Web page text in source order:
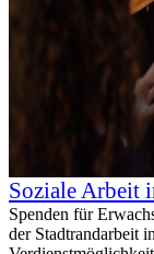
Soziale Arbeit
Spenden für
der Stadtrandarbeit